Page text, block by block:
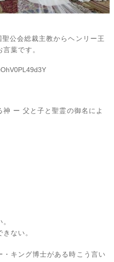
公会総裁主教からヘンリー王
葉です。
ー 父と子と聖霊の御名によ
ない。
キング博士がある時こう言い